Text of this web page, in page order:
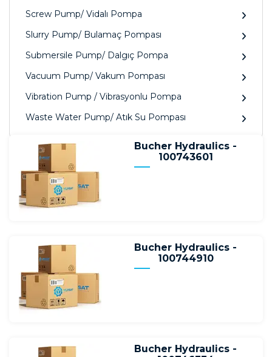
Screw Pump/ Vidalı Pompa
Slurry Pump/ Bulamaç Pompası
Submersile Pump/ Dalgıç Pompa
Vacuum Pump/ Vakum Pompası
Vibration Pump / Vibrasyonlu Pompa
Waste Water Pump/ Atık Su Pompası
Bucher Hydraulics -
100743601
Bucher Hydraulics -
100744910
Bucher Hydraulics -